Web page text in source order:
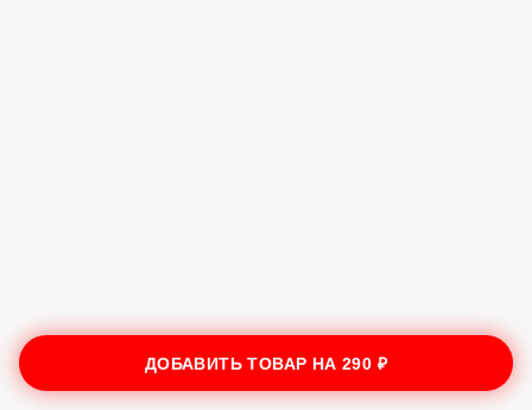
ДОБАВИТЬ ТОВАР НА290 ₽